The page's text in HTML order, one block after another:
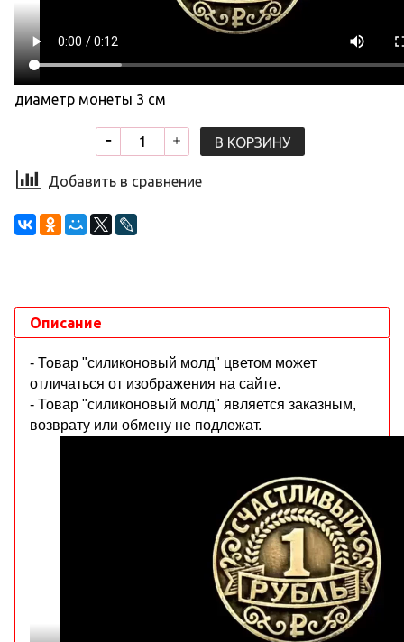
диаметр монеты 3 см
В КОРЗИНУ
Добавить в сравнение
Описание
- Товар "силиконовый молд" цветом может
отличаться от изображения на сайте.
- Товар "силиконовый молд" является заказным,
возврату или обмену не подлежат.